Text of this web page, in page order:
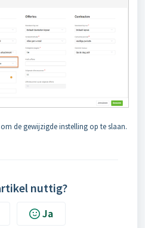
om de gewijzigde instelling op te slaan.
nuttig?
Ja